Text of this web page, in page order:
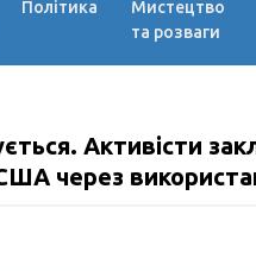
Політика
Мистецтво
та розваги
Активісти
через